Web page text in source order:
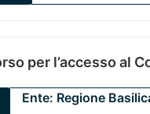
per l’accesso al
Ente: Regione